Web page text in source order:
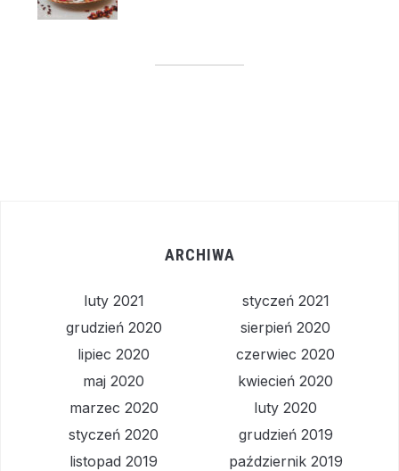
ARCHIWA
luty 2021
styczeń 2021
grudzień 2020
sierpień 2020
lipiec 2020
czerwiec 2020
maj 2020
kwiecień 2020
marzec 2020
luty 2020
styczeń 2020
grudzień 2019
listopad 2019
październik 2019